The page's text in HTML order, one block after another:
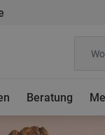
Beratung